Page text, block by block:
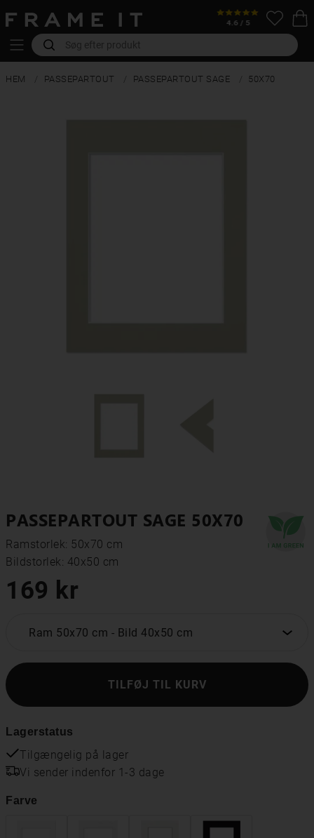
HEM PASSEPARTOUT PASSEPARTOUT SAGE 50X70
PASSEPARTOUT SAGE 50X70
Ramstorlek: 50x70 cm
Bildstorlek: 40x50 cm
169 kr
Ram 50x70 cm - Bild 40x50 cm
TILFØJ TIL KURV
Lagerstatus
Tilgængelig på lager
Vi sender indenfor 1-3 dage
Farve